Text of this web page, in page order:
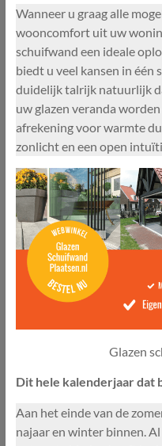
Wanneer u graag alle
wooncomfort uit uw
schuifwand een ideale
biedt u veel kansen in
duidelijk talrijk natuurlijk
uw glazen veranda
afrekening voor warmte
zonlicht en een open
Glazen
Dit hele kalenderjaar dat
Aan het einde van de
najaar en winter binnen.